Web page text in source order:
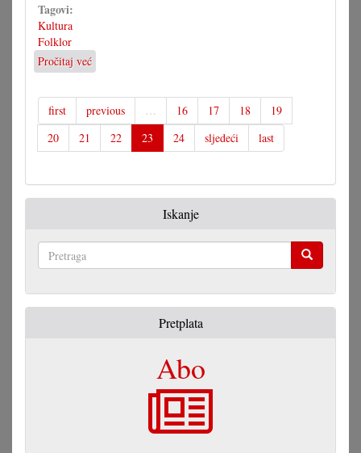
Tagovi:
Kultura
Folklor
Pročitaj već
Uspješni
„Cvrčak”
u
Koljnofu
first previous … 16 17 18
19
20
21 22 23 24 sljedeći last
Iskanje
Pretplata
Abo